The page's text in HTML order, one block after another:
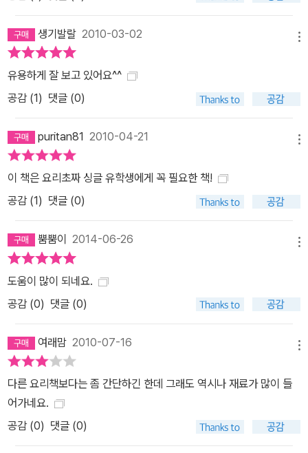
생기발랄 2010-03-02
유용하게 잘 보고 있어요^^
공감 (1) 댓글 (0)
puritan81 2010-04-21
이 책은 요리초짜 싱글 유학생에게 꼭 필요한 책!
공감 (1) 댓글 (0)
뿜뿜이 2014-06-26
도움이 많이 되네요.
공감 (0) 댓글 (0)
여래맘 2010-07-16
다른 요리책보다는 좀 간단하긴 한데 그래도 역시나 재료가 많이 들
어가네요.
공감 (0) 댓글 (0)